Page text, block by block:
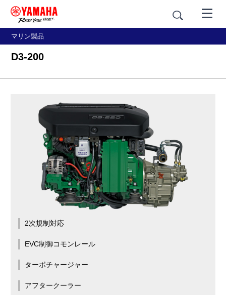
マリン製品
D3-200
2次規制対応
EVC制御コモンレール
ターボチャージャー
アフタークーラー